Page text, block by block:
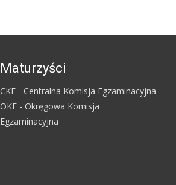
Maturzyści
CKE - Centralna Komisja Egzaminacyjna
OKE - Okręgowa Komisja
Egzaminacyjna